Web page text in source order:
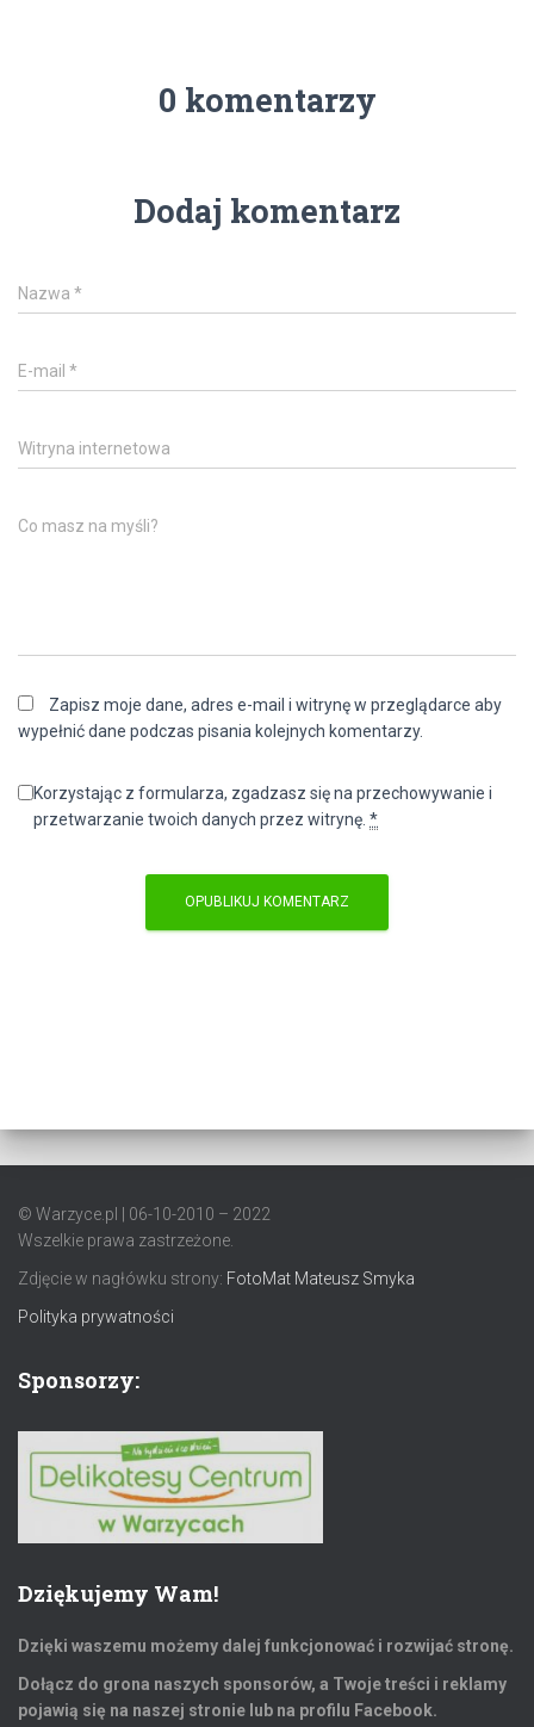
0 komentarzy
Dodaj komentarz
Nazwa *
E-mail *
Witryna internetowa
Co masz na myśli?
Zapisz moje dane, adres e-mail i witrynę w przeglądarce aby
wypełnić dane podczas pisania kolejnych komentarzy.
Korzystając z formularza, zgadzasz się na przechowywanie i
przetwarzanie twoich danych przez witrynę. *
© Warzyce.pl | 06-10-2010 – 2022
Wszelkie prawa zastrzeżone.
Zdjęcie w nagłówku strony: FotoMat Mateusz Smyka
Polityka prywatności
Sponsorzy:
Dziękujemy Wam!
Dzięki waszemu możemy dalej funkcjonować i rozwijać stronę.
Dołącz do grona naszych sponsorów, a Twoje treści i reklamy
pojawią się na naszej stronie lub na profilu Facebook.